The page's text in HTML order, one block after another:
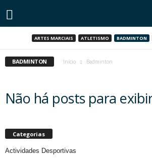
ARTES MARCIAIS ATLETISMO BADMINTON
BADMINTON Início Badminton
Não há posts para
Categorias
Actividades Desportivas